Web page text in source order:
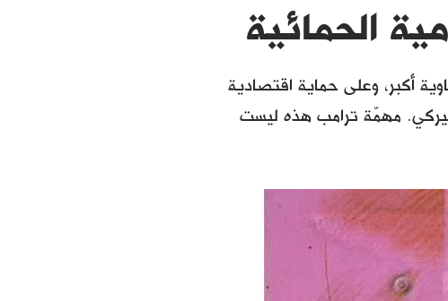
الحمائية
أكبر، وعلى حماية اقتصادية
مهمّة ترامب هذه ليست